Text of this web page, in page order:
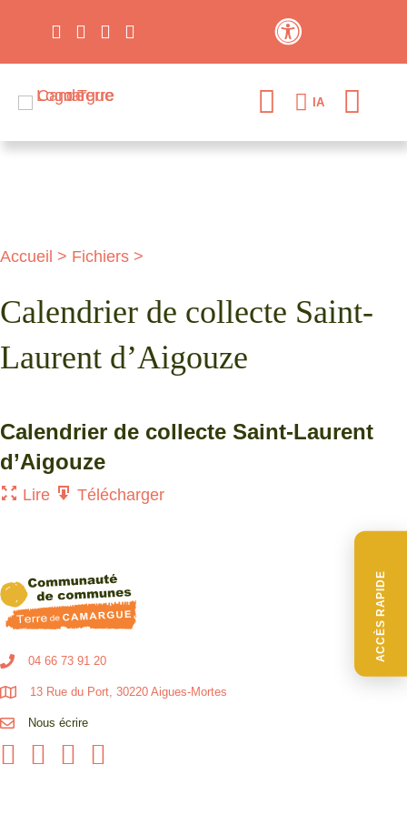
ACCÈS RAPIDE
IA
Accueil > Fichiers >
Calendrier de collecte Saint-
Laurent d’Aigouze
Calendrier de collecte Saint-Laurent
d’Aigouze
Lire Télécharger
04 66 73 91 20
13 Rue du Port, 30220 Aigues-Mortes
Nous écrire